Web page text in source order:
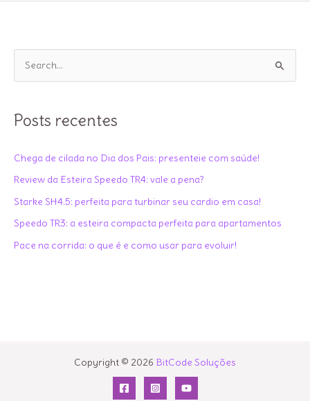
nas
compras
Black
q
i
s
o
Posts recentes
Chega de cilada no Dia dos Pais: presenteie com saúde!
Review da Esteira Speedo TR4: vale a pena?
Starke SH4.5: perfeita para turbinar seu cardio em casa!
Speedo TR3: a esteira compacta perfeita para apartamentos
Pace na corrida: o que é e como usar para evoluir!
Copyright © 2026 BitCode Soluções